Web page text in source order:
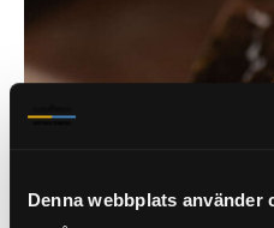
Denna webbplats använder